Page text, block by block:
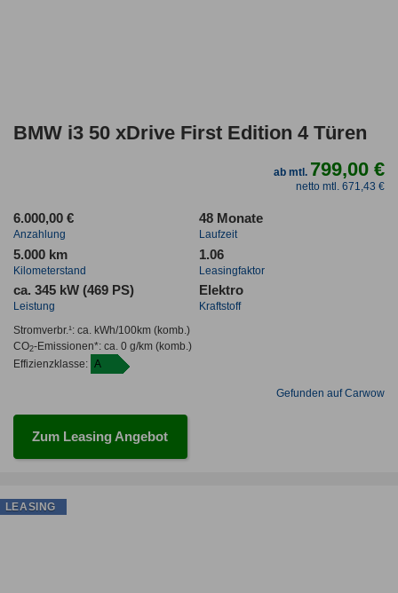
BMW i3 50 xDrive First Edition 4 Türen
ab mtl. 799,00 €
netto mtl. 671,43 €
6.000,00 €
Anzahlung
48 Monate
Laufzeit
5.000 km
Kilometerstand
1.06
Leasingfaktor
ca. 345 kW (469 PS)
Leistung
Elektro
Kraftstoff
Stromverbr.¹: ca. kWh/100km(komb.)
CO2-Emissionen*: ca. 0 g/km(komb.)
Effizienzklasse: A
Gefunden auf Carwow
Zum Leasing Angebot
LEASING